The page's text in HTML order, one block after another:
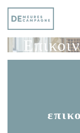
Πίνακας διαχείρισης